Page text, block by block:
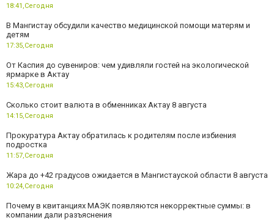
18:41,Сегодня
В Мангистау обсудили качество медицинской помощи матерям и
детям
17:35,Сегодня
От Каспия до сувениров: чем удивляли гостей на экологической
ярмарке в Актау
15:43,Сегодня
Сколько стоит валюта в обменниках Актау 8 августа
14:15,Сегодня
Прокуратура Актау обратилась к родителям после избиения
подростка
11:57,Сегодня
Жара до +42 градусов ожидается в Мангистауской области 8 августа
10:24,Сегодня
Почему в квитанциях МАЭК появляются некорректные суммы: в
компании дали разъяснения